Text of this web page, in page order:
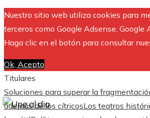
Nuestro sitio web utiliza cookies para
terceros como Google Adsense,
Haga clic en el botón para consultar
Ok, Acepto
Titulares
Soluciones para superar la
además de los cítricosLos teatros